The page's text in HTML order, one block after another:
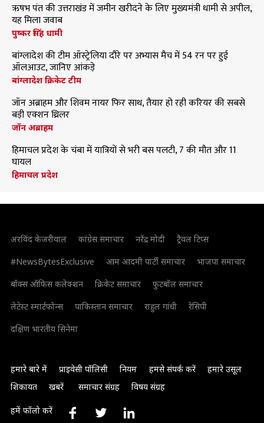
ऋषभ पंत की उत्तराखंड में जमीन खरीदने के लिए मुख्यमंत्री धामी से अपील,
यह मिला जवाब
पुष्कर सिंह धामी
बांग्लादेश की टीम ऑस्ट्रेलिया दौरे पर अभ्यास मैच में 54 रन पर हुई
ऑलआउट, जानिए आंकड़े
बांग्लादेश क्रिकेट टीम
जॉन अब्राहम और शिवम नायर फिर साथ, तैयार हो रही करियर की सबसे
बड़ी एक्शन थ्रिलर
जॉन अब्राहम
हिमाचल प्रदेश के चंबा में यात्रियों से भरी बस पलटी, 7 की मौत और 11
घायल
हिमाचल प्रदेश
अरविंद केजरीवाल कांग्रेस समाचार नरेंद्र मोदी
ट्रैवल टिप्स
#NewsBytesExclusive
आम आदमी पार्टी समाचार
भाजपा समाचार
बॉक्स ऑफिस कलेक्शन
क्रिकेट समाचार
फुटबॉल समाचार
लेटेस्ट स्मार्टफोन्स
पाकिस्तान समाचार राहुल गांधी
रेसिपी
दक्षिण भारतीय सिनेमा
हमारे बारे में प्राइवेसी पॉलिसी नियम हमसे संपर्क करें
हमारे उसूल
शिकायत
खबरें समाचार संग्रह विषय संग्रह
हमें फॉलो करें